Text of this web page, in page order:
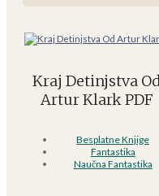
Kraj Detinjstva
Artur Klark PDF
Besplatne Knjige
Fantastika
Naučna Fantastika